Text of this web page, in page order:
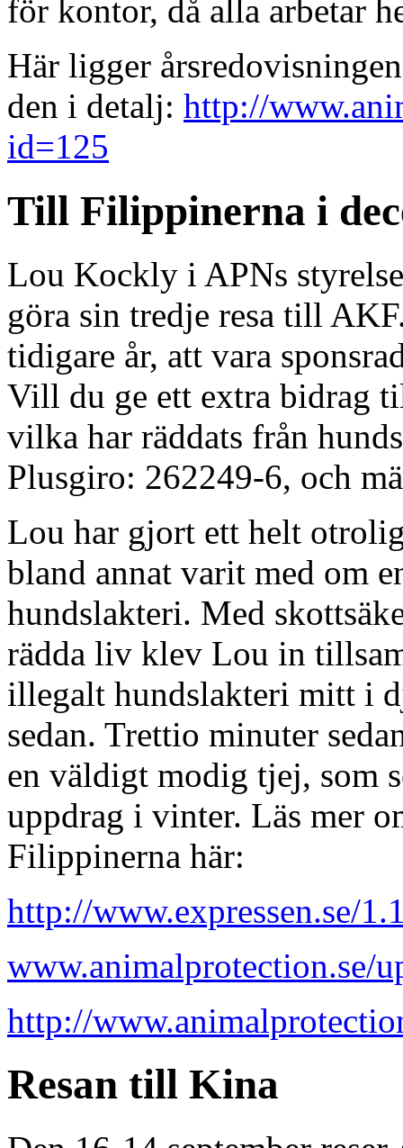
för kontor, då alla arbetar
Här ligger
den i detalj: http://
id=125
Till Filippinerna i
Lou Kockly i APNs
göra sin tredje resa till
tidigare år, att vara
Vill du ge ett extra bidrag
vilka har räddats från
Plusgiro: 262249-6, och
Lou har gjort ett helt
bland annat varit med om
hundslakteri. Med
rädda liv klev Lou in
illegalt hundslakteri mitt i
sedan. Trettio minuter
en väldigt modig tjej, som
uppdrag i vinter. Läs mer
Filippinerna här:
http://www.expressen.se/
www.animalprotection.se/
http://
Resan till Kina